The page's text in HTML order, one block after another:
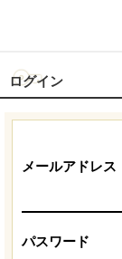
ログイン
メールアドレス
パスワード